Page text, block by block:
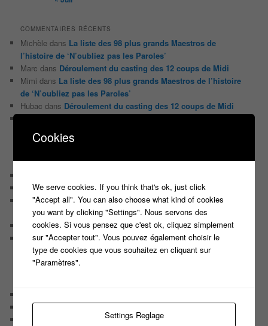
COMMENTAIRES RÉCENTS
Michèle dans La liste des 98 plus grands Maestros de
l’histoire de ‘N’oubliez pas les Paroles’
Marc dans Déroulement du casting des 12 coups de Midi
Mimi dans La liste des 98 plus grands Maestros de l’histoire
de ‘N’oubliez pas les Paroles’
Hubac dans Déroulement du casting des 12 coups de Midi
« N’oubliez pas les paroles » de Nagui sur France 2
ARTICLES RÉCENTS
Nouveau casting, nouveau jeu TV produit par Fremantle
Casting pour un nouveau jeu de Culture générale animé par
Bruno Guillon sur La 2
Casting pour une nouvelle émission Tv de Brocante
Participez en binôme à un nouveau JEU MUSICAL et tentez
de remporter 10 000 EUROS
Carte Blanche à …
Cookies
We serve cookies. If you think that's ok, just click
"Accept all". You can also choose what kind of cookies
you want by clicking "Settings". Nous servons des
cookies. Si vous pensez que c'est ok, cliquez simplement
sur "Accepter tout". Vous pouvez également choisir le
type de cookies que vous souhaitez en cliquant sur
"Paramètres".
Settings Reglage